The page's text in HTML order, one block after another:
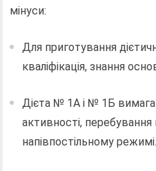
мінуси:
Для приготування
кваліфікація, знання
Дієта № 1А і № 1Б
активності,
напівпостільному режимі.